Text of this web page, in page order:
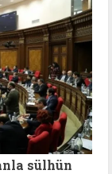
sülhün